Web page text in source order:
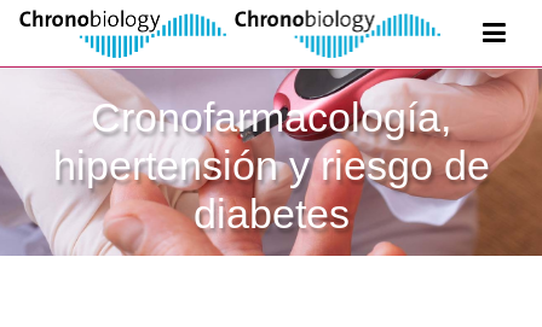
Cronofarmacología,
hipertensión y riesgo de
diabetes